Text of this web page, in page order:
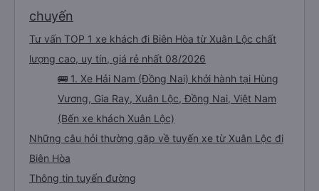
chuyến
Tư vấn TOP 1 xe khách đi Biên Hòa từ Xuân Lộc chất
lượng cao, uy tín, giá rẻ nhất 08/2026
🚌 1. Xe Hải Nam (Đồng Nai) khởi hành tại Hùng
Vương, Gia Ray, Xuân Lộc, Đồng Nai, Việt Nam
(Bến xe khách Xuân Lộc)
Những câu hỏi thường gặp về tuyến xe từ Xuân Lộc đi
Biên Hòa
Thông tin tuyến đường